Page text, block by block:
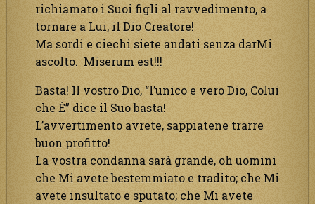
richiamato i Suoi figli al ravvedimento, a
tornare a Lui, il Dio Creatore!
Ma sordi e ciechi siete andati senza darMi
ascolto. Miserum est!!!
Basta! Il vostro Dio, “l’unico e vero Dio, Colui
che È” dice il Suo basta!
L’avvertimento avrete, sappiatene trarre
buon profitto!
La vostra condanna sarà grande, oh uomini
che Mi avete bestemmiato e tradito; che Mi
avete insultato e sputato; che Mi avete